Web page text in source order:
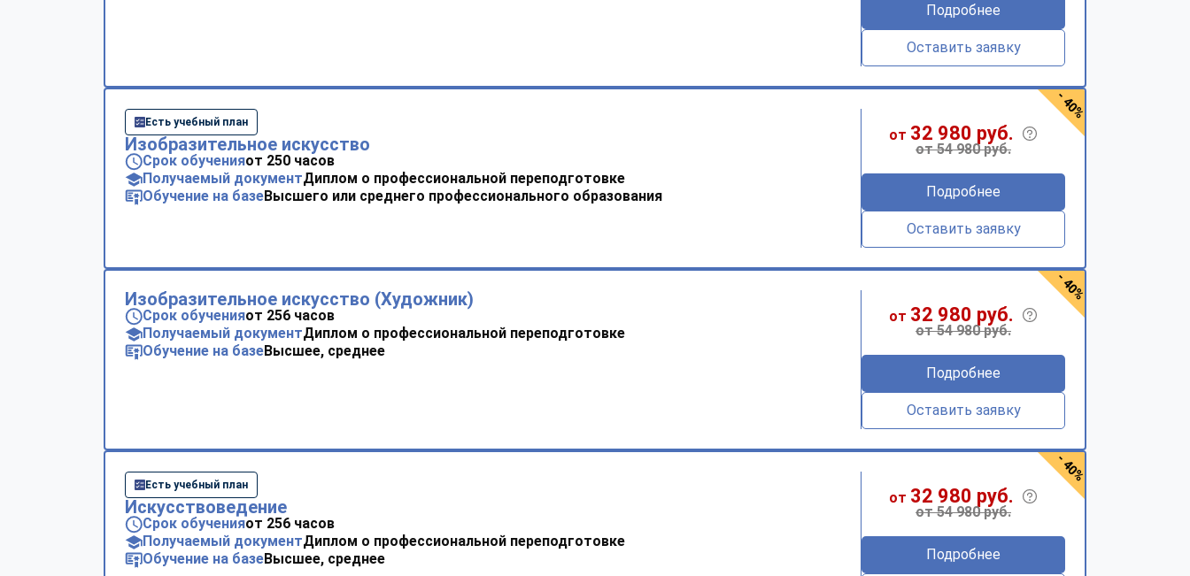
Подробнее
Оставить заявку
Есть учебный план
Изобразительное искусство
Срок обученияот 250 часов
Получаемый документДиплом о профессиональной переподготовке
Обучение на базеВысшего или среднего профессионального образования
от 32 980 руб.
от 54 980 руб.
Подробнее
Оставить заявку
- 40%
Изобразительное искусство (Художник)
Срок обученияот 256 часов
Получаемый документДиплом о профессиональной переподготовке
Обучение на базеВысшее, среднее
от 32 980 руб.
от 54 980 руб.
Подробнее
Оставить заявку
- 40%
Есть учебный план
Искусствоведение
Срок обученияот 256 часов
Получаемый документДиплом о профессиональной переподготовке
Обучение на базеВысшее, среднее
от 32 980 руб.
от 54 980 руб.
Подробнее
- 40%